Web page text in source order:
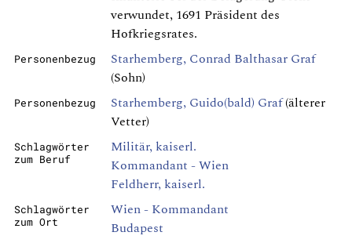
verwundet, 1691 Präsident des
Hofkriegsrates.
Personenbezug
Starhemberg, Conrad Balthasar Graf
(Sohn)
Personenbezug Starhemberg, Guido(bald) Graf(älterer
Vetter)
Schlagwörter
zum Beruf
Militär, kaiserl.
Kommandant - Wien
Feldherr, kaiserl.
Schlagwörter
zum Ort
Wien - Kommandant
Budapest